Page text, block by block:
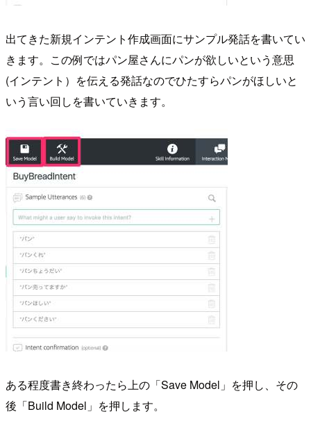
出てきた新規インテント作成画面にサンプル発話を書いてい
きます。この例ではパン屋さんにパンが欲しいという意思
(インテント）を伝える発話なのでひたすらパンがほしいと
いう言い回しを書いていきます。
ある程度書き終わったら上の「Save Model」を押し、その
後「Build Model」を押します。